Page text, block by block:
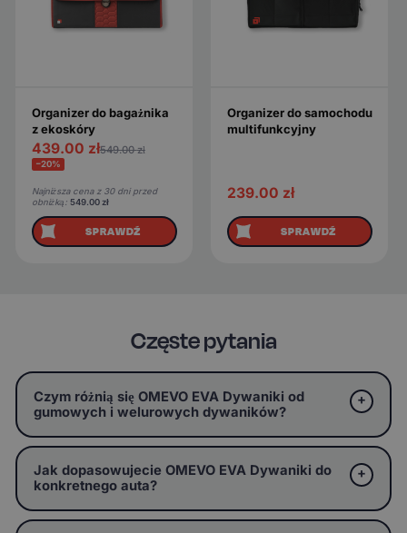
Organizer do bagażnika
z ekoskóry
439.00 zł549.00zł
−20%
Najniższa cena z 30 dni przed
obniżką: 549.00zł
SPRAWDŹ
Organizer do samochodu
multifunkcyjny
239.00 zł
SPRAWDŹ
Częste pytania
Czym różnią się OMEVO EVA Dywaniki od
gumowych i welurowych dywaników?
Jak dopasowujecie OMEVO EVA Dywaniki do
konkretnego auta?